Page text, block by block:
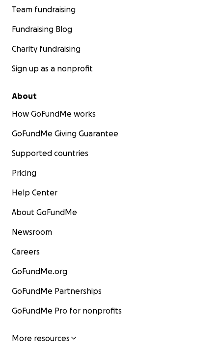
Team fundraising
Fundraising Blog
Charity fundraising
Sign up as a nonprofit
About
How GoFundMe works
GoFundMe Giving Guarantee
Supported countries
Pricing
Help Center
About GoFundMe
Newsroom
Careers
GoFundMe.org
GoFundMe Partnerships
GoFundMe Pro for nonprofits
More resources